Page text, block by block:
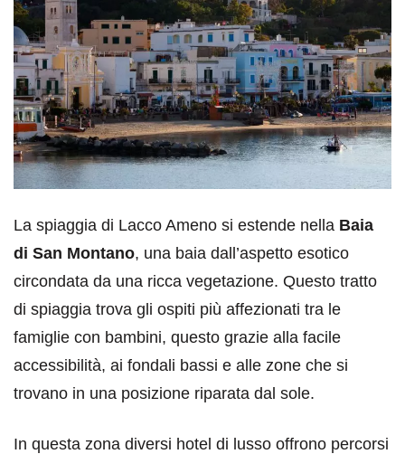
La spiaggia di Lacco Ameno si estende nella Baia
di San Montano, una baia dall’aspetto esotico
circondata da una ricca vegetazione. Questo tratto
di spiaggia trova gli ospiti più affezionati tra le
famiglie con bambini, questo grazie alla facile
accessibilità, ai fondali bassi e alle zone che si
trovano in una posizione riparata dal sole.
In questa zona diversi hotel di lusso offrono percorsi